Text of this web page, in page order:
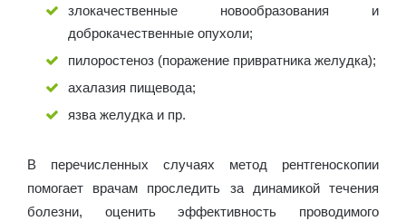
злокачественные новообразования и
доброкачественные опухоли;
пилоростеноз (поражение привратника желудка);
ахалазия пищевода;
язва желудка и пр.
В перечисленных случаях метод рентгеноскопии
помогает врачам проследить за динамикой течения
болезни, оценить эффективность проводимого